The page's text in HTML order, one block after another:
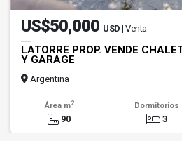
US$50,000 USD | Venta
LATORRE PROP. VENDE
Y GARAGE
Argentina
Área m2
90
Dormitorios
3